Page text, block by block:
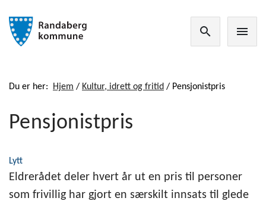
search menu
Du er her: Hjem / Kultur, idrett og fritid / Pensjonistpris
Pensjonistpris
Lytt
Eldrerådet deler hvert år ut en pris til personer
som frivillig har gjort en særskilt innsats til glede